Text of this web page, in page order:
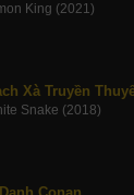
King (2021)
Xà Truyền
Snake (2018)